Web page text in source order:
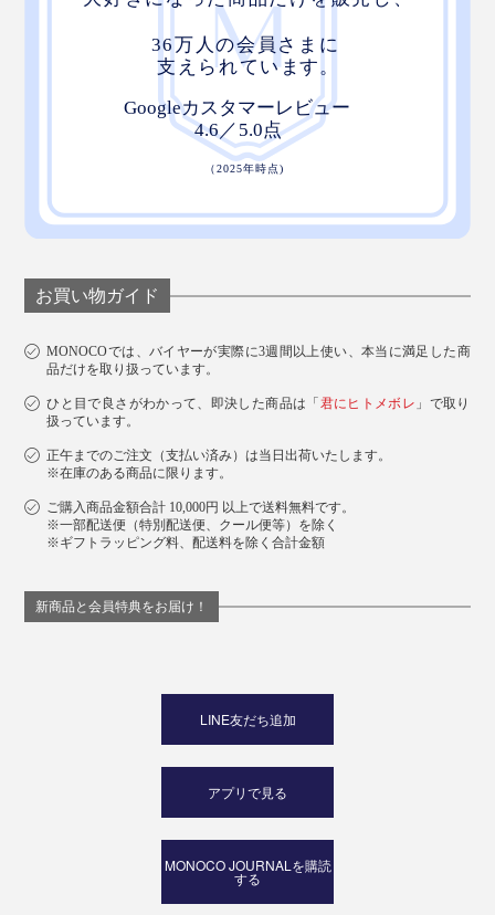
お買い物ガイド
MONOCOでは、バイヤーが実際に3週間以上使い、本当に満足した商
品だけを取り扱っています。
ひと目で良さがわかって、即決した商品は「君にヒトメボレ 」で取り
扱っています。
正午までのご注文（支払い済み）は当日出荷いたします。
※在庫のある商品に限ります。
ご購入商品金額合計 10,000円 以上で送料無料です。
※一部配送便（特別配送便、クール便等）を除く
※ギフトラッピング料、配送料を除く合計金額
新商品と会員特典をお届け！
LINE友だち追加
アプリで見る
MONOCO JOURNALを購読
する